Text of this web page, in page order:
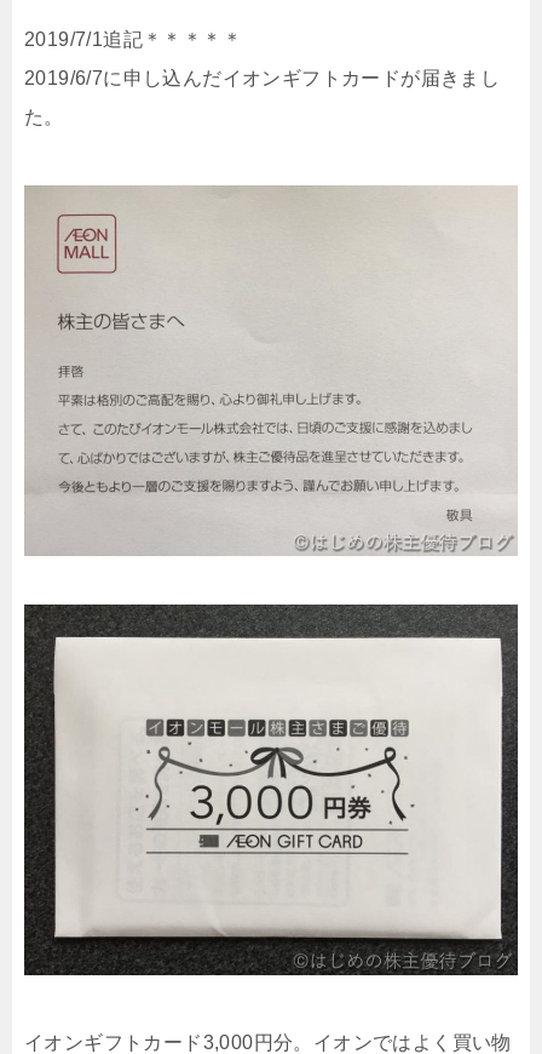
2019/7/1追記＊＊＊＊＊
2019/6/7に申し込んだイオンギフトカードが届きまし
た。
イオンギフトカード3,000円分。イオンではよく買い物